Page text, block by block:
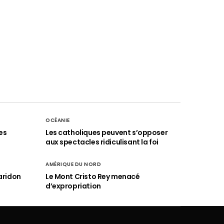
OCÉANIE
Les catholiques peuvent s’opposer
aux spectacles ridiculisant la foi
AMÉRIQUE DU NORD
Le Mont Cristo Rey menacé
d’expropriation